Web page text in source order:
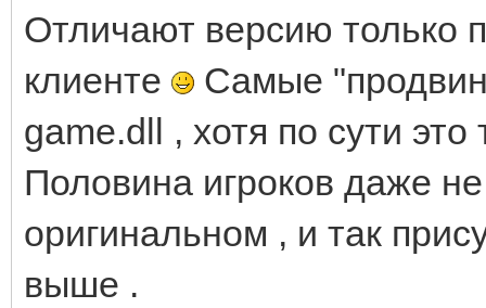
Отличают версию только
клиенте
Самые
game.dll , хотя по сути
Половина игроков даже
оригинальном , и так
выше .